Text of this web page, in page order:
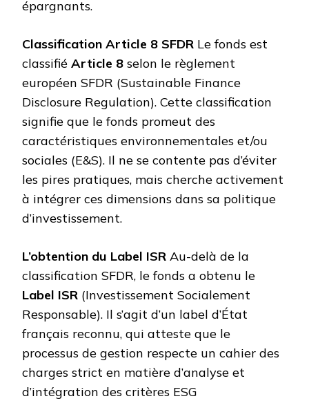
épargnants.
Classification Article 8 SFDR Le fonds est
classifié Article 8 selon le règlement
européen SFDR (Sustainable Finance
Disclosure Regulation). Cette classification
signifie que le fonds promeut des
caractéristiques environnementales et/ou
sociales (E&S). Il ne se contente pas d’éviter
les pires pratiques, mais cherche activement
à intégrer ces dimensions dans sa politique
d’investissement.
L’obtention du Label ISR Au-delà de la
classification SFDR, le fonds a obtenu le
Label ISR (Investissement Socialement
Responsable). Il s’agit d’un label d’État
français reconnu, qui atteste que le
processus de gestion respecte un cahier des
charges strict en matière d’analyse et
d’intégration des critères ESG